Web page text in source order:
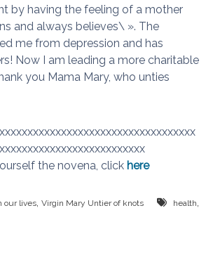
by having the feeling of a mother
and always believes\ ». The
me from depression and has
Now I am leading a more charitable
you Mama Mary, who unties
the novena, click here
our lives, Virgin Mary Untier of knots health